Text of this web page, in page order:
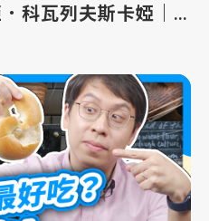
科瓦列夫斯卡婭｜
】